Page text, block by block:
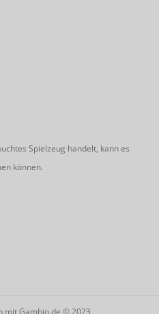
Spielzeug handelt, kann es
können.
mit Gambio.de © 2023